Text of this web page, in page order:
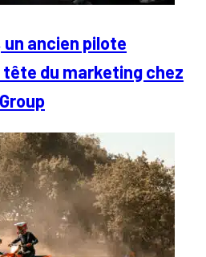
un ancien pilote
du marketing chez